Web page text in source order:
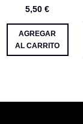
5,50 €
AGREGAR
AL CARRITO